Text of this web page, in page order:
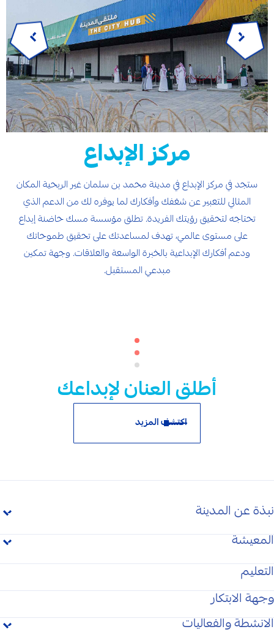
مركز الإبداع
ستجد في مركز الإبداع في مدينة محمد بن سلمان غير الربحية المكان
المثالي للتعبير عن شغفك وأفكارك لما يوفره لك من الدعم الذي
تحتاجه لتحقيق رؤيتك الفريدة. تطلق مؤسسة مسك حاضنة إبداع
على مستوى عالمي، تهدف لمساعدتك على تحقيق طموحاتك
ودعم أفكارك الإبداعية بالخبرة الواسعة والعلاقات. وجهة تمكين
مبدعي المستقبل.
أطلق العنان لإبداعك
اكتشف المزيد
نبذة عن المدينة
غايتنا
الوصول الى المدينة
المركز الإعلامي
المركز الإعلامي/الأخبار
المعيشة
السكن في المدينة
المرافق
المباني السكنية
التعليم
وجهة الابتكار
الانشطة والفعاليات